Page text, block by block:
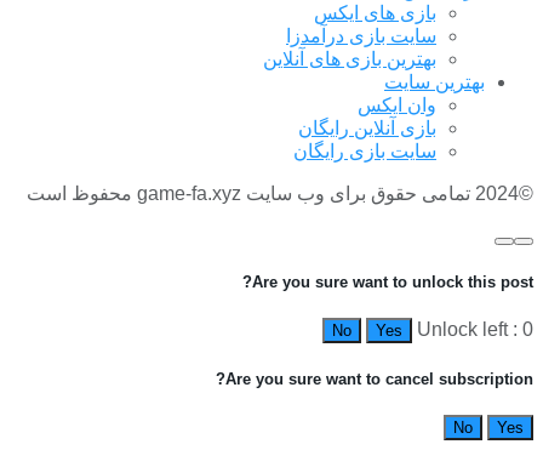
بازی های ایکس
سایت بازی درآمدزا
بهترین بازی های آنلاین
بهترین سایت
وان ایکس
بازی آنلاین رایگان
سایت بازی رایگان
©2024 تمامی حقوق برای وب سایت game-fa.xyz محفوظ است
Are you sure want to unlock this post?
Unlock left : 0
Yes
No
Are you sure want to cancel subscription?
Yes
No